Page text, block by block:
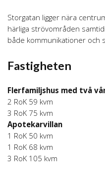
Storgatan ligger nära
härliga strövområden
både kommunikationer och
Fastigheten
Flerfamiljshus med två
2 RoK 59 kvm
3 RoK 75 kvm
Apotekarvillan
1 RoK 50 kvm
1 RoK 68 kvm
3 RoK 105 kvm